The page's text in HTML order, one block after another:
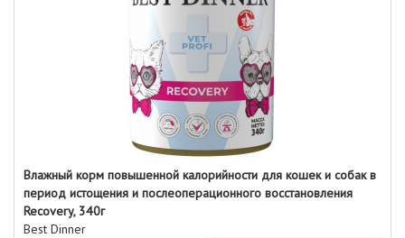
Влажный корм повышенной калорийности для кошек и собак в
период истощения и послеоперационного восстановления
Recovery, 340г
Best Dinner